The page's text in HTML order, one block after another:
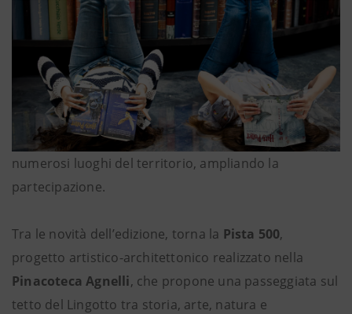
numerosi luoghi del territorio, ampliando la
partecipazione.
Tra le novità dell’edizione, torna la Pista 500,
progetto artistico-architettonico realizzato nella
Pinacoteca Agnelli, che propone una passeggiata sul
tetto del Lingotto tra storia, arte, natura e